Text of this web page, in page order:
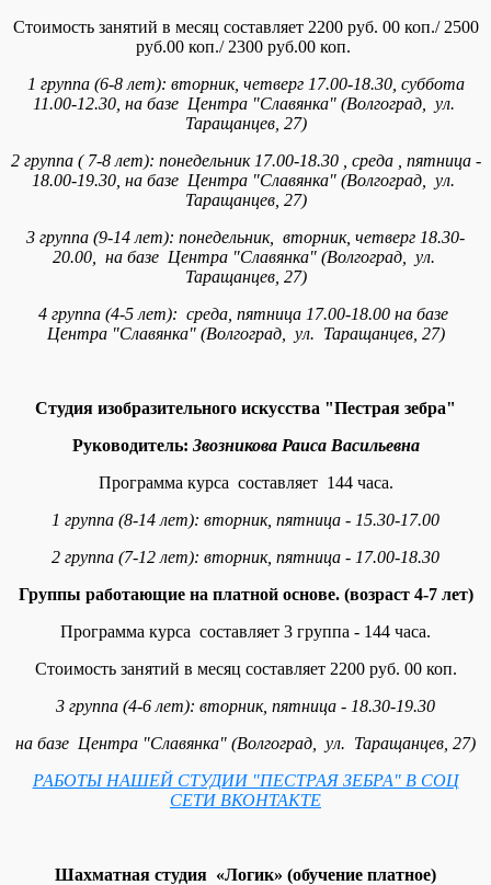
Стоимость занятий в месяц составляет 2200 руб. 00 коп./ 2500
руб.00 коп./ 2300 руб.00 коп.
1 группа (6-8 лет): вторник, четверг 17.00-18.30, суббота
11.00-12.30, на базе Центра "Славянка" (Волгоград, ул.
Таращанцев, 27)
2 группа ( 7-8 лет): понедельник 17.00-18.30 , среда , пятница -
18.00-19.30, на базе Центра "Славянка" (Волгоград, ул.
Таращанцев, 27)
3 группа (9-14 лет): понедельник, вторник, четверг 18.30-
20.00,
на базе Центра "Славянка" (Волгоград, ул.
Таращанцев, 27)
4 группа (4-5 лет): среда, пятница 17.00-18.00 на базе
Центра "Славянка" (Волгоград, ул. Таращанцев, 27)
Студия изобразительного искусства "Пестрая зебра"
Руководитель: Звозникова Раиса Васильевна
Программа курса составляет 144 часа.
1 группа (8-14 лет): вторник, пятница - 15.30-17.00
2 группа (7-12 лет): вторник, пятница - 17.00-18.30
Группы работающие на платной основе. (возраст 4-7 лет)
Программа курса составляет 3 группа - 144 часа.
Стоимость занятий в месяц составляет 2200 руб. 00 коп.
3 группа (4-6 лет): вторник, пятница - 18.30-19.30
на базе Центра "Славянка" (Волгоград, ул. Таращанцев, 27)
РАБОТЫ НАШЕЙ СТУДИИ "ПЕСТРАЯ ЗЕБРА" В СОЦ
СЕТИ ВКОНТАКТЕ
Шахматная студия «Логик» (обучение платное)